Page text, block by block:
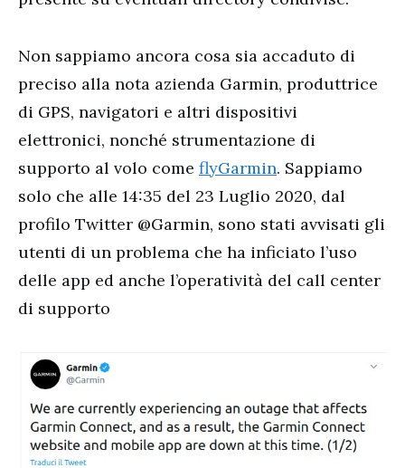
Non sappiamo ancora cosa sia accaduto di
preciso alla nota azienda Garmin, produttrice
di GPS, navigatori e altri dispositivi
elettronici, nonché strumentazione di
supporto al volo come flyGarmin. Sappiamo
solo che alle 14:35 del 23 Luglio 2020, dal
profilo Twitter @Garmin, sono stati avvisati gli
utenti di un problema che ha inficiato l’uso
delle app ed anche l’operatività del call center
di supporto